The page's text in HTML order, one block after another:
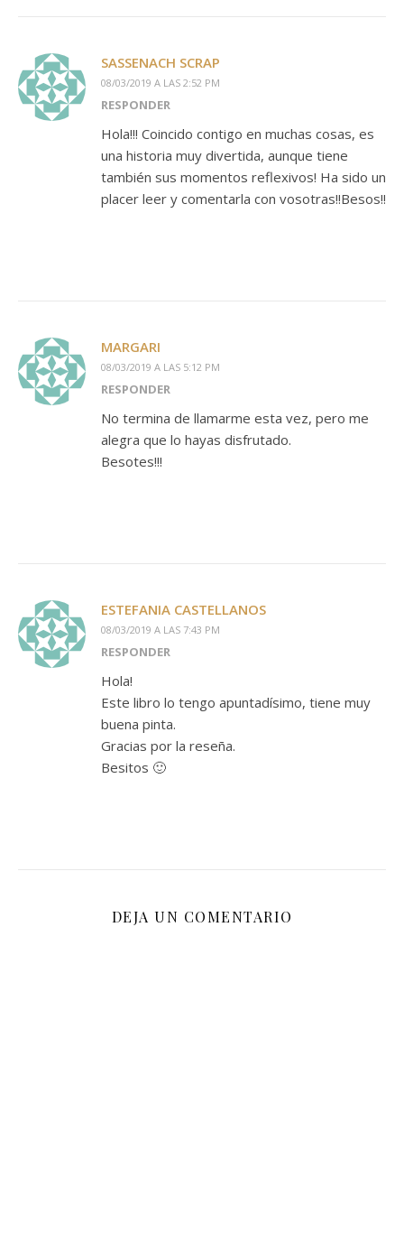
SASSENACH SCRAP
08/03/2019 A LAS 2:52 PM
RESPONDER
Hola!!! Coincido contigo en muchas cosas, es
una historia muy divertida, aunque tiene
también sus momentos reflexivos! Ha sido un
placer leer y comentarla con vosotras!!Besos!!
MARGARI
08/03/2019 A LAS 5:12 PM
RESPONDER
No termina de llamarme esta vez, pero me
alegra que lo hayas disfrutado.
Besotes!!!
ESTEFANIA CASTELLANOS
08/03/2019 A LAS 7:43 PM
RESPONDER
Hola!
Este libro lo tengo apuntadísimo, tiene muy
buena pinta.
Gracias por la reseña.
Besitos 🙂
DEJA UN COMENTARIO